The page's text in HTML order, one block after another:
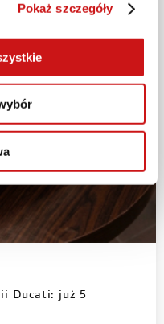
Pokaż szczegóły
Ducati: już 5